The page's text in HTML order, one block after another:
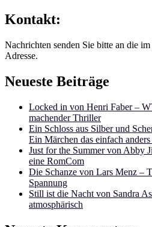
Kontakt:
Nachrichten senden Sie bitte an die
Adresse.
Neueste Beiträge
Locked in von Henri Faber –
machender Thriller
Ein Schloss aus Silber und
Ein Märchen das einfach
Just for the Summer von Abby
eine RomCom
Die Schanze von Lars Menz –
Spannung
Still ist die Nacht von Sandra
atmosphärisch